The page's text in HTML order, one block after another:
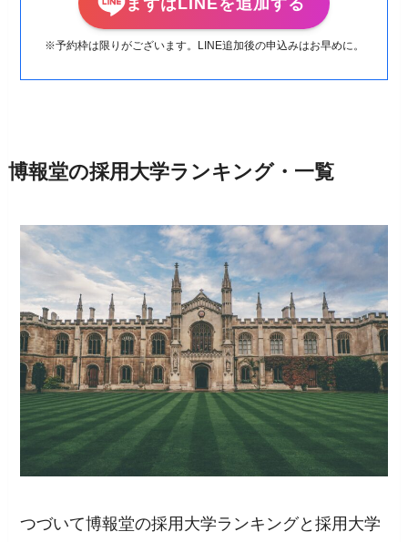
※予約枠は限りがございます。LINE追加後の申込みはお早めに。
博報堂の採用大学ランキング・一覧
つづいて博報堂の採用大学ランキングと採用大学